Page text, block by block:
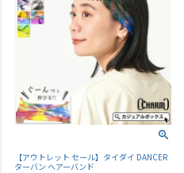
【アウトレット セール】タイダイ DANCER
ターバン へアーバンド